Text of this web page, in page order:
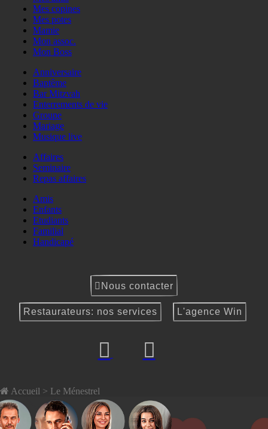
Mes copines
Mes potes
Mamie
Mon assoc.
Mon Boss
Anniversaire
Baptême
Bar Mitzvah
Enterrements de vie
Groupe
Mariage
Musique live
Affaires
Seminaire
Repas affaires
Amis
Enfants
Etudiants
Familial
Handicapé
Nous contacter
Restaurateurs: nos services L'agence Win
Accueil > Le Ménestrel